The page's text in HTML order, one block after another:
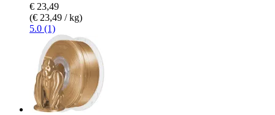
€ 23,49
(€ 23,49 / kg)
5.0 (1)